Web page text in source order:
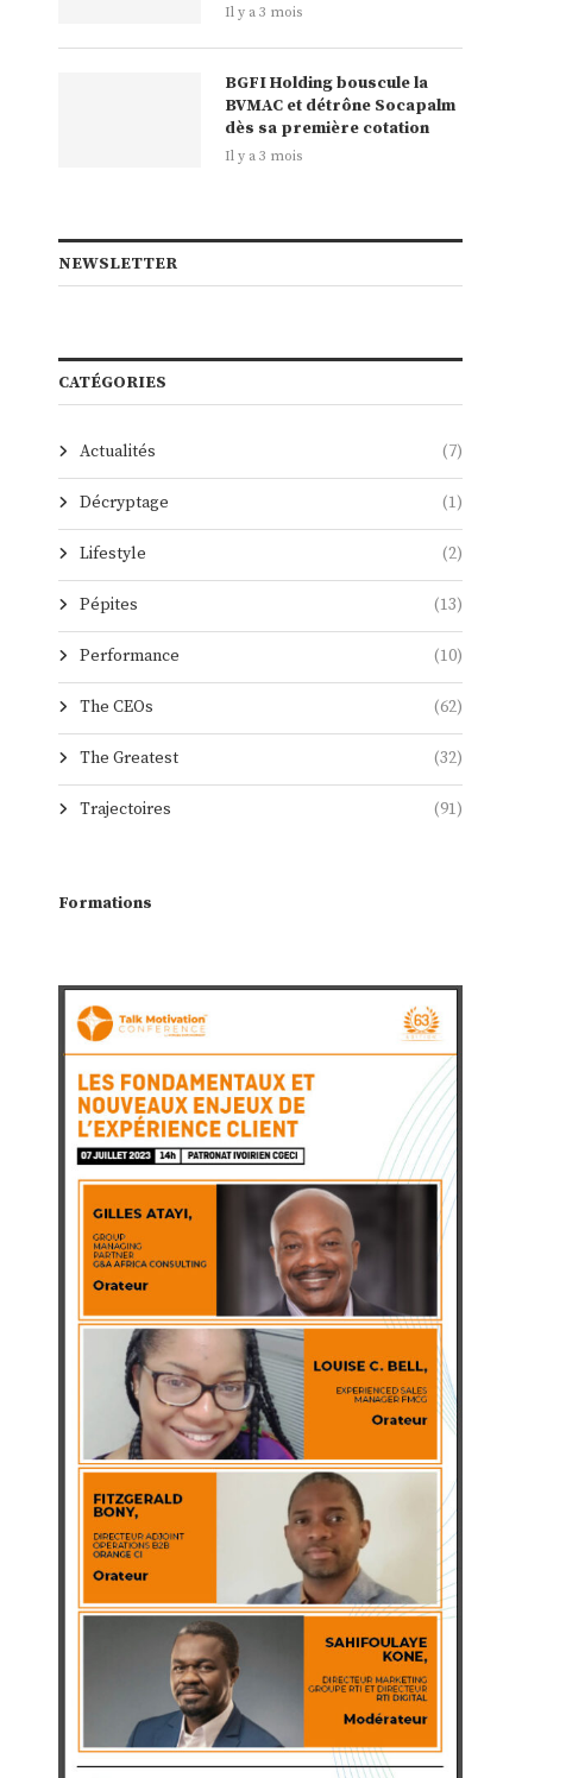
Il y a 3 mois
BGFI Holding bouscule la
BVMAC et détrône Socapalm
dès sa première cotation
Il y a 3 mois
NEWSLETTER
CATÉGORIES
Actualités (7)
Décryptage (1)
Lifestyle (2)
Pépites (13)
Performance (10)
The CEOs (62)
The Greatest (32)
Trajectoires (91)
Formations